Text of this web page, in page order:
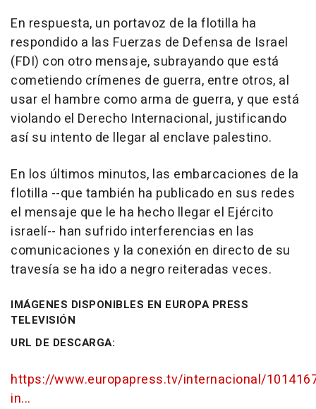
En respuesta, un portavoz de la flotilla ha
respondido a las Fuerzas de Defensa de Israel
(FDI) con otro mensaje, subrayando que está
cometiendo crímenes de guerra, entre otros, al
usar el hambre como arma de guerra, y que está
violando el Derecho Internacional, justificando
así su intento de llegar al enclave palestino.
En los últimos minutos, las embarcaciones de la
flotilla --que también ha publicado en sus redes
el mensaje que le ha hecho llegar el Ejército
israelí-- han sufrido interferencias en las
comunicaciones y la conexión en directo de su
travesía se ha ido a negro reiteradas veces.
IMÁGENES DISPONIBLES EN EUROPA PRESS
TELEVISIÓN
URL DE DESCARGA:
https://www.europapress.tv/internacional/
in...